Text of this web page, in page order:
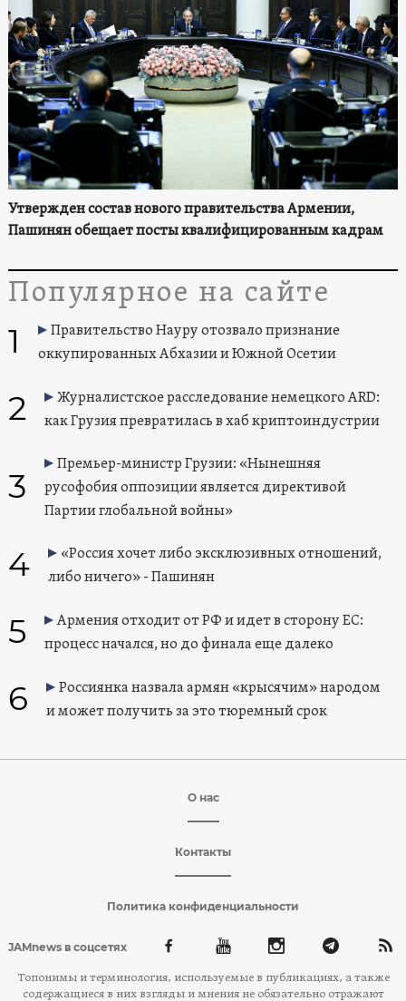
Утвержден состав нового правительства Армении,
Пашинян обещает посты квалифицированным кадрам
Популярное на сайте
1
Правительство Науру отозвало признание
оккупированных Абхазии и Южной Осетии
2
Журналистское расследование немецкого ARD:
как Грузия превратилась в хаб криптоиндустрии
3
Премьер-министр Грузии: «Нынешняя
русофобия оппозиции является директивой
Партии глобальной войны»
4
«Россия хочет либо эксклюзивных отношений,
либо ничего» - Пашинян
5
Армения отходит от РФ и идет в сторону ЕС:
процесс начался, но до финала еще далеко
6
Россиянка назвала армян «крысячим» народом
и может получить за это тюремный срок
О нас
Контакты
Политика конфиденциальности
JAMnews в соцсетях
Топонимы и терминология, используемые в публикациях, а также
содержащиеся в них взгляды и мнения не обязательно отражают